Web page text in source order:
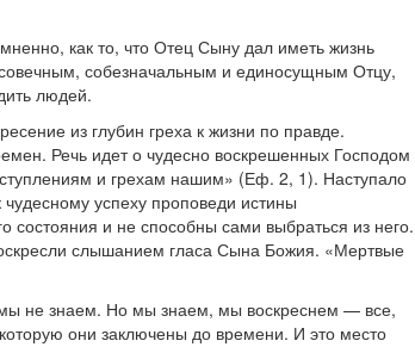
как то, что Отец Сыну дал иметь жизнь
собезначальным и единосущным Отцу,
людей.
из глубин греха к жизни по правде.
Речь идет о чудесно воскрешенных Господом
и грехам нашим» (Еф. 2, 1). Наступало
успеху проповеди истины
и не способны сами выбраться из него.
слышанием гласа Сына Божия. «Мертвые
не знаем. Но мы знаем, мы воскреснем — все,
они заключены до времени. И это место